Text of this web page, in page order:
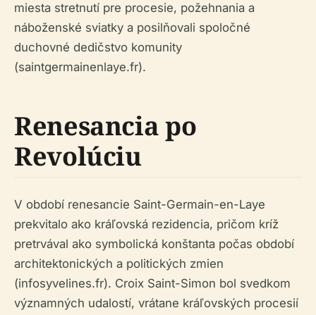
miesta stretnutí pre procesie, požehnania a
náboženské sviatky a posilňovali spoločné
duchovné dedičstvo komunity
(saintgermainenlaye.fr).
Renesancia po
Revolúciu
V období renesancie Saint-Germain-en-Laye
prekvitalo ako kráľovská rezidencia, pričom kríž
pretrvával ako symbolická konštanta počas období
architektonických a politických zmien
(infosyvelines.fr). Croix Saint-Simon bol svedkom
významných udalostí, vrátane kráľovských procesií